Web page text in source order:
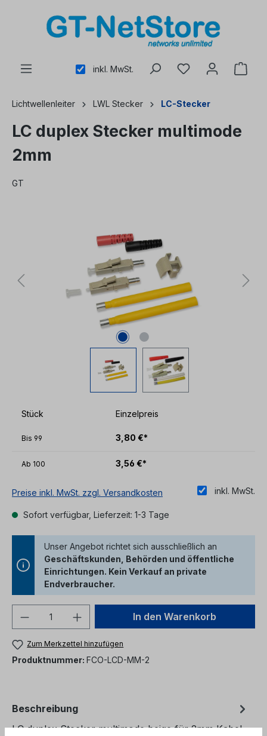
inkl. MwSt.
Lichtwellenleiter LWL Stecker LC-Stecker
LC duplex Stecker multimode
2mm
GT
Stück Einzelpreis
Bis 99 3,80 €*
Ab 100 3,56 €*
inkl. MwSt.
Preise inkl. MwSt. zzgl. Versandkosten
Sofort verfügbar, Lieferzeit: 1-3 Tage
Unser Angebot richtet sich ausschließlich an
Geschäftskunden, Behörden und öffentliche
Einrichtungen. Kein Verkauf an private
Endverbraucher.
Produkt Anzahl: Gib denIn den Warenkorb
Zum Merkzettel hinzufügen
Produktnummer: FCO-LCD-MM-2
Beschreibung
LC duplex Stecker multimode beige für 2mm Kabel